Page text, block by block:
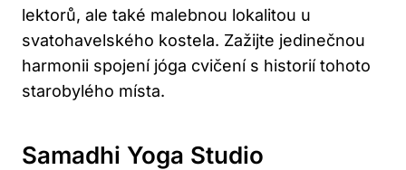
lektorů, ale také malebnou lokalitou u
svatohavelského kostela. Zažijte jedinečnou
harmonii spojení jóga cvičení s historií tohoto
starobylého místa.
Samadhi Yoga Studio